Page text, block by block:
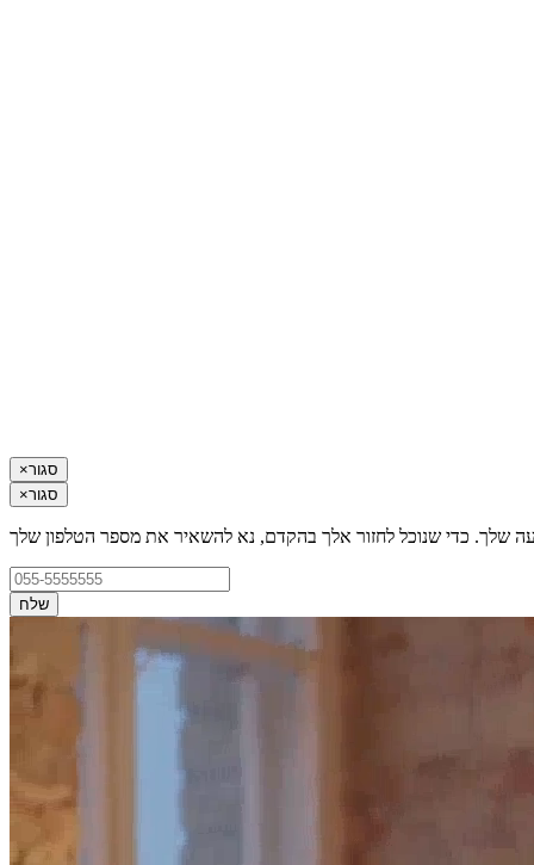
×סגור
×סגור
שלך. כדי שנוכל לחזור אלך בהקדם, נא להשאיר את מספר הטלפון שלך
שלח